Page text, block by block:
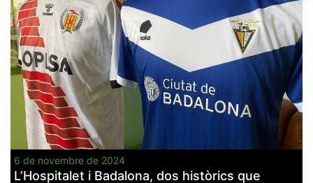
6 de novembre de 2024
L’Hospitalet i Badalona, dos històrics que